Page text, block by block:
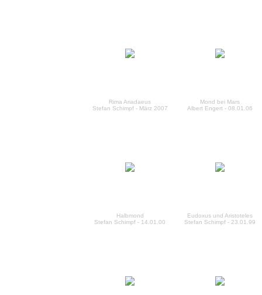
Rima Ariadaeus
Stefan Schimpf - März 2007
Mond bei Mars
Albert Engert - 08.01.06
Halbmond
Stefan Schimpf - 14.01.00
Eudoxus und Aristoteles
Stefan Schimpf - 23.01.99